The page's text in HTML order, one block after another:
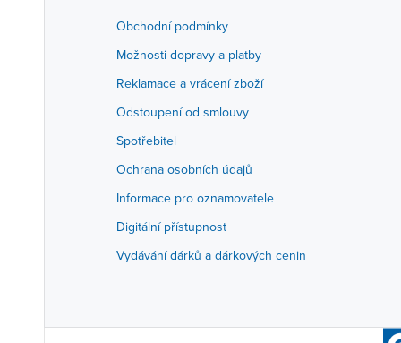
Obchodní podmínky
Možnosti dopravy a platby
Reklamace a vrácení zboží
Odstoupení od smlouvy
Spotřebitel
Ochrana osobních údajů
Informace pro oznamovatele
Digitální přístupnost
Vydávání dárků a dárkových cenin